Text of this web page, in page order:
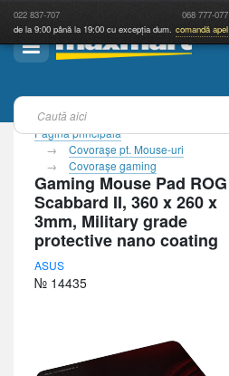
022 837-707 068 777-077
de la 9:00 până la 19:00 cu excepția dum. comandă apel
Pagina principală
Covoraşe pt. Mouse-uri
Covoraşe gaming
Gaming Mouse Pad ROG
Scabbard II, 360 x 260 x
3mm, Military grade
protective nano coating
ASUS
№ 14435